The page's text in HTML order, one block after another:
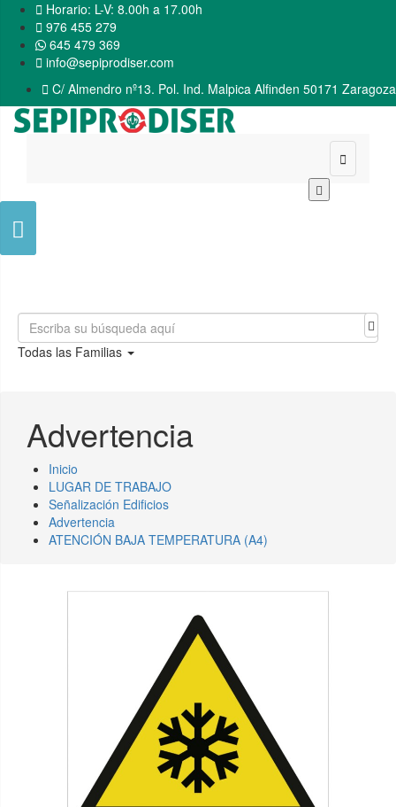
 Horario: L-V: 8.00h a 17.00h
 976 455 279
645 479 369
 info@sepiprodiser.com
 C/ Almendro nº13. Pol. Ind. Malpica Alfinden 50171 Zaragoza


Todas las Familias
Advertencia
Inicio
LUGAR DE TRABAJO
Señalización Edificios
Advertencia
ATENCIÓN BAJA TEMPERATURA (A4)